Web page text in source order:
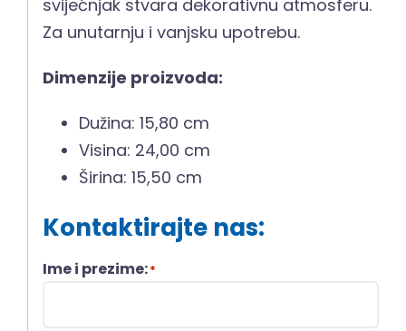
svijećnjak stvara dekorativnu atmosferu.
Za unutarnju i vanjsku upotrebu.
Dimenzije proizvoda:
Dužina: 15,80 cm
Visina: 24,00 cm
Širina: 15,50 cm
Kontaktirajte nas:
Ime i prezime:*